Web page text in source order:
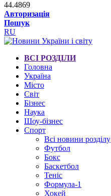
44.4869
Авторизація
Пошук
RU
ВСІ РОЗДІЛИ
Головна
Україна
Місто
Світ
Бізнес
Наука
Шоу-бізнес
Спорт
Всі новини розділу
Футбол
Бокс
Баскетбол
Теніс
Формула-1
Хокей